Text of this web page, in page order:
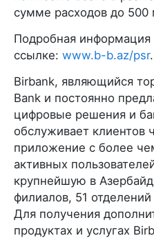
сумме расходов до 500
Подробная информация
ссылке: www.b-b.az/psr.
Birbank, являющийся
Bank и постоянно
цифровые решения и
обслуживает клиентов
приложение с более
активных
крупнейшую в
филиалов, 51
Для получения
продуктах и услугах